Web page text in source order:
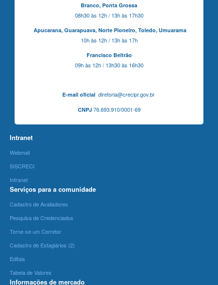
Branco, Ponta Grossa
08h30 às 12h / 13h às 17h30
Apucarana, Guarapuava, Norte Pioneiro, Toledo, Umuarama
10h às 12h / 13h às 17h
Francisco Beltrão
09h às 12h / 13h30 às 16h30
E-mail oficialdiretoria@crecipr.gov.br
CNPJ76.693.910/0001-69
Intranet
Webmail
SISCRECI
Intranet
Serviços para a comunidade
Cadastro de Avaliadores
Pesquisa de Credenciados
Torne-se um Corretor
Cadastro de Estagiários (2)
Editais
Tabela de Valores
Informações de mercado